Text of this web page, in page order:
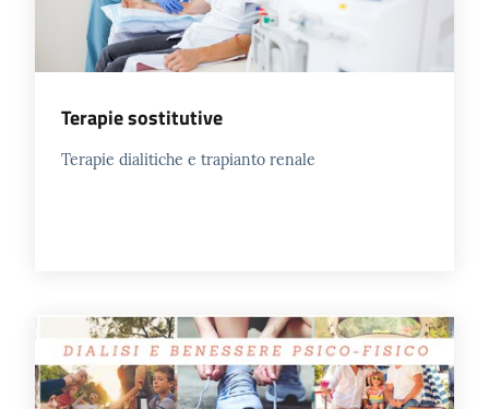
Terapie sostitutive
Terapie dialitiche e trapianto renale